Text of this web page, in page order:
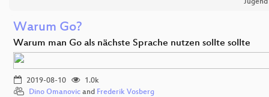
Warum Go?
Warum man Go als nächste Sprache nutzen sollte sollte
2019-08-10
1.0k
Dino Omanovic and Frederik Vosberg